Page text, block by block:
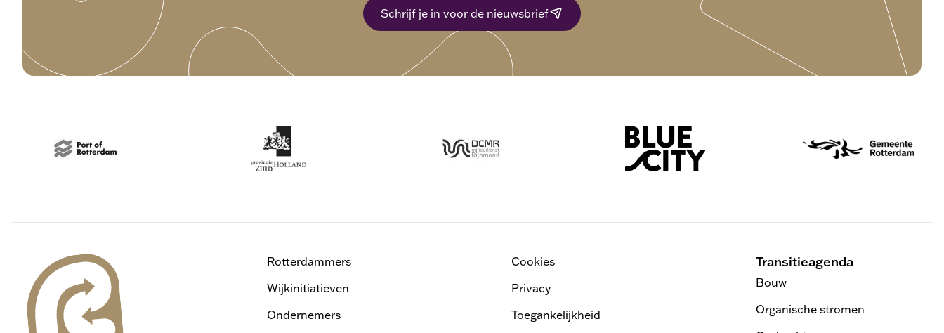
Schrijf je in voor de nieuwsbrief
Rotterdammers
Wijkinitiatieven
Ondernemers
Cookies
Privacy
Toegankelijkheid
Transitieagenda
Bouw
Organische stromen